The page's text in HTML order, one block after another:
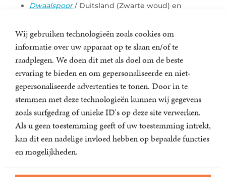
Wij gebruiken technologieën zoals cookies om
informatie over uw apparaat op te slaan en/of te
raadplegen. We doen dit met als doel om de beste
ervaring te bieden en om gepersonaliseerde en niet-
gepersonaliseerde advertenties te tonen. Door in te
stemmen met deze technologieën kunnen wij gegevens
zoals surfgedrag of unieke ID's op deze site verwerken.
Als u geen toestemming geeft of uw toestemming intrekt,
kan dit een nadelige invloed hebben op bepaalde functies
en mogelijkheden.
Dwaalspoor/ Duitsland (Zwarte woud) en
Roadtrip/ Amerika (Westkust)
Koraalrif / Amerika (Westkust) en Mexico
Strandfeest / Macedonië (Meer van Ohrid)]
Zuidenwind/ Nederland
De vallei/ Australië
Meer lezen? Kijk hier!
Nieuws